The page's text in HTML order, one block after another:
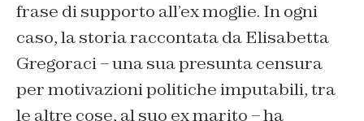
frase di supporto all’ex moglie. In ogni
caso, la storia raccontata da Elisabetta
Gregoraci – una sua presunta censura
per motivazioni politiche imputabili, tra
le altre cose, al suo ex marito – ha